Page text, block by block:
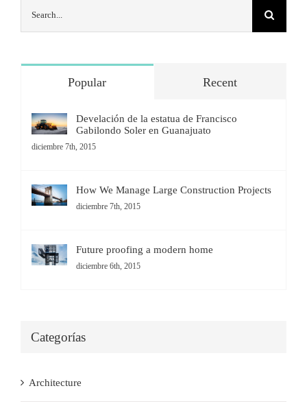
for:
Popular Recent
Develación de la estatua de Francisco
Gabilondo Soler en Guanajuato
diciembre 7th, 2015
How We Manage Large Construction Projects
diciembre 7th, 2015
Future proofing a modern home
diciembre 6th, 2015
Categorías
Architecture